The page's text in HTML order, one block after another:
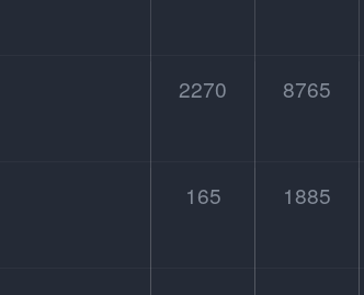
2270 8765
165 1885